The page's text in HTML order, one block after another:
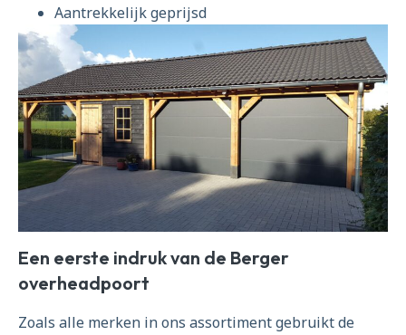
Aantrekkelijk geprijsd
Een eerste indruk van de Berger
overheadpoort
Zoals alle merken in ons assortiment gebruikt de